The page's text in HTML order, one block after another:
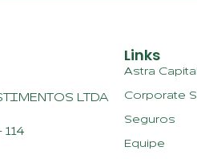
LTDA
Links
Astra Capital
Corporate
Seguros
Equipe